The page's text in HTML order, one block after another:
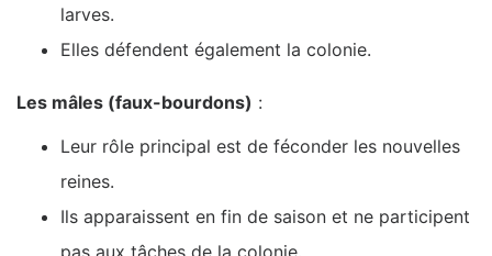
larves.
Elles défendent également la colonie.
Les mâles (faux-bourdons) :
Leur rôle principal est de féconder les nouvelles
reines.
Ils apparaissent en fin de saison et ne participent
pas aux tâches de la colonie.